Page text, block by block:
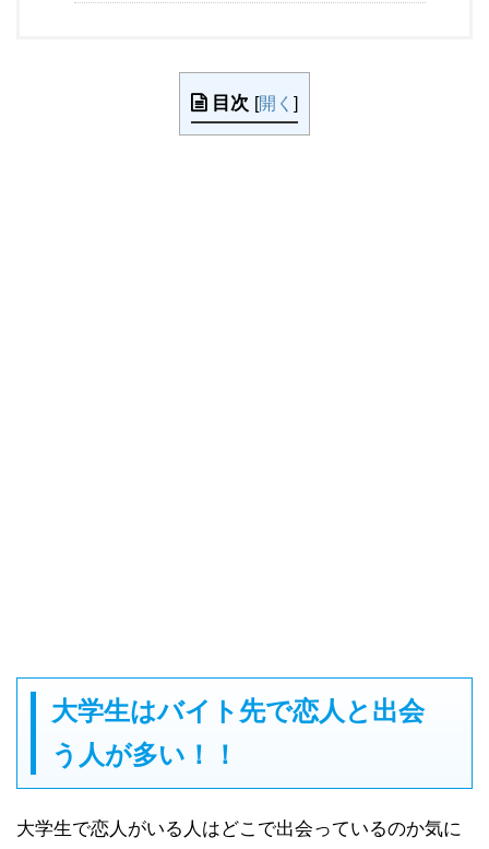
目次 [開く ]
大学生はバイト先で恋人と出会
う人が多い！！
大学生で恋人がいる人はどこで出会っているのか気に